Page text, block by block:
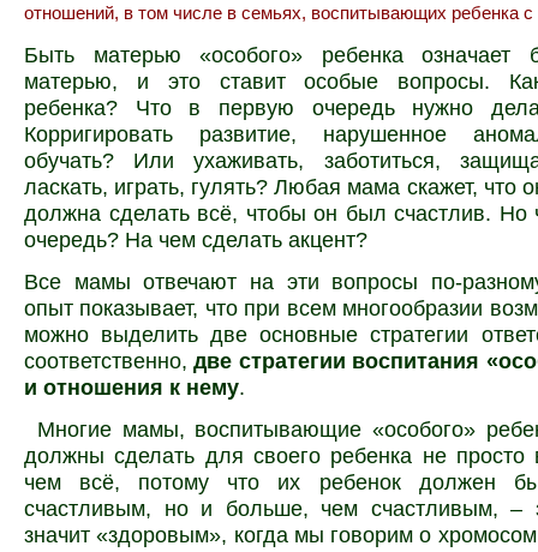
отношений, в том числе в семьях, воспитывающих ребенка
Быть матерью «особого» ребенка означает
матерью, и это ставит особые вопросы.
ребенка? Что в первую очередь нужно
Корригировать развитие, нарушенное
обучать? Или ухаживать, заботиться,
ласкать, играть, гулять? Любая мама скажет, что
должна сделать всё, чтобы он был счастлив. Но
очередь? На чем сделать акцент?
Все мамы отвечают на эти вопросы по-
опыт показывает, что при всем многообразии
можно выделить две основные стратегии
соответственно,две стратегии воспитания
и отношения к нему.
Многие мамы, воспитывающие «особого»
должны сделать для своего ребенка не
чем всё, потому что их ребенок должен
счастливым, но и больше, чем счастливым, –
значит «здоровым», когда мы говорим о